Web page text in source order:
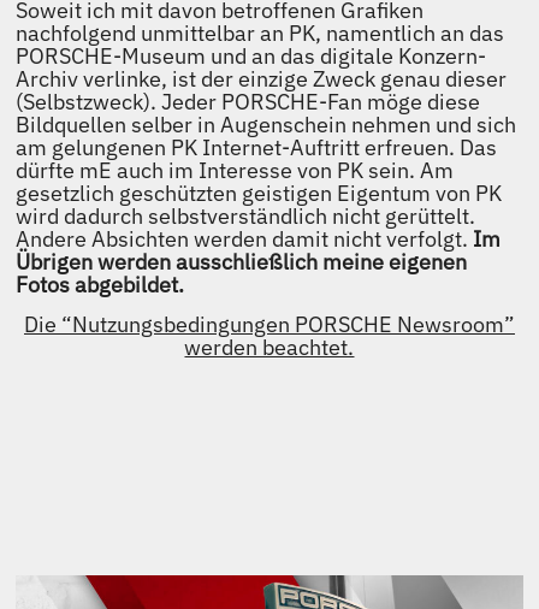
MYTHOS 356-911– So fing es an: